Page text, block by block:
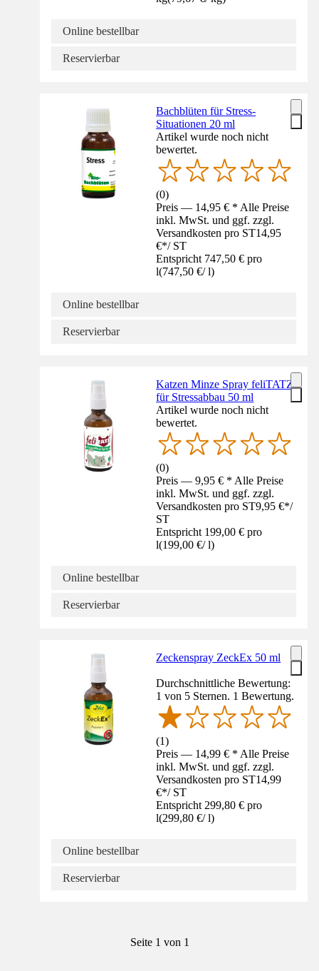
Online bestellbar
Reservierbar
Bachblüten für Stress-
Situationen 20 ml
Artikel wurde noch nicht
bewertet.
(0)
Preis — 14,95 € * Alle Preise
inkl. MwSt. und ggf. zzgl.
Versandkosten pro ST14,95
€*/ ST
Entspricht 747,50 € pro
l(747,50 €/ l)
Online bestellbar
Reservierbar
Katzen Minze Spray feliTATZ
für Stressabbau 50 ml
Artikel wurde noch nicht
bewertet.
(0)
Preis — 9,95 € * Alle Preise
inkl. MwSt. und ggf. zzgl.
Versandkosten pro ST9,95 €*/
ST
Entspricht 199,00 € pro
l(199,00 €/ l)
Online bestellbar
Reservierbar
Zeckenspray ZeckEx 50 ml
Durchschnittliche Bewertung:
1 von 5 Sternen. 1 Bewertung.
(1)
Preis — 14,99 € * Alle Preise
inkl. MwSt. und ggf. zzgl.
Versandkosten pro ST14,99
€*/ ST
Entspricht 299,80 € pro
l(299,80 €/ l)
Online bestellbar
Reservierbar
Seite 1 von 1